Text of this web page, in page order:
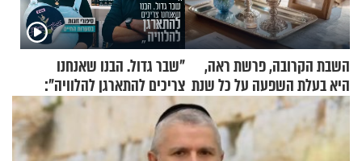
השבת הקרובה, פרשת ראה,
היא בעלת השפעה על כל שנת
תשפ"ז
"שבר גדול. הבנו שאנחנו
צריכים להתארגן להלוויה":
זוגיות במבחן, הפעם עם מרים
וגד דנינו